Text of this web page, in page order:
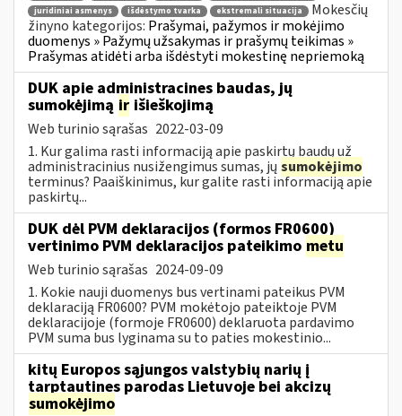
juridiniai asmenys
išdėstymo tvarka ekstremali situacija
Mokesčių
žinyno kategorijos: Prašymai, pažymos ir mokėjimo
duomenys » Pažymų užsakymas ir prašymų teikimas »
Prašymas atidėti arba išdėstyti mokestinę nepriemoką
DUK apie administracines baudas, jų
sumokėjimą ir išieškojimą
Web turinio sąrašas 2022-03-09
1. Kur galima rasti informaciją apie paskirtų baudų už
administracinius nusižengimus sumas, jų sumokėjimo
terminus? Paaiškinimus, kur galite rasti informaciją apie
paskirtų...
DUK dėl PVM deklaracijos (formos FR0600)
vertinimo PVM deklaracijos pateikimo metu
Web turinio sąrašas 2024-09-09
1. Kokie nauji duomenys bus vertinami pateikus PVM
deklaraciją FR0600? PVM mokėtojo pateiktoje PVM
deklaracijoje (formoje FR0600) deklaruota pardavimo
PVM suma bus lyginama su to paties mokestinio...
kitų Europos sąjungos valstybių narių į
tarptautines parodas Lietuvoje bei akcizų
sumokėjimo